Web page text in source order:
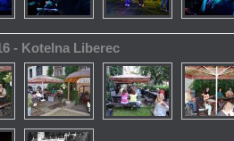
- Kotelna Liberec